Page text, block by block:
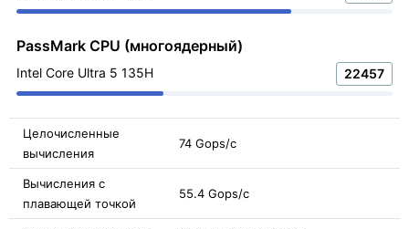
PassMark CPU (многоядерный)
Intel Core Ultra 5 135H 22457
Целочисленные
вычисления
74 Gops/с
Вычисления с
плавающей точкой
55.4 Gops/с